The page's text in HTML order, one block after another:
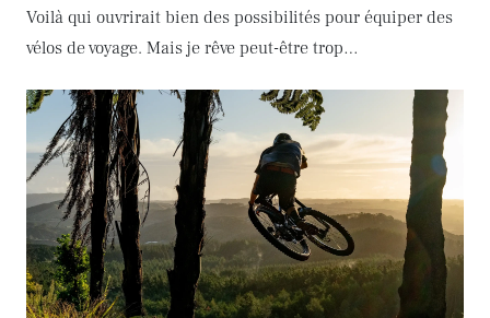
Voilà qui ouvrirait bien des possibilités pour équiper des
vélos de voyage. Mais je rêve peut-être trop…